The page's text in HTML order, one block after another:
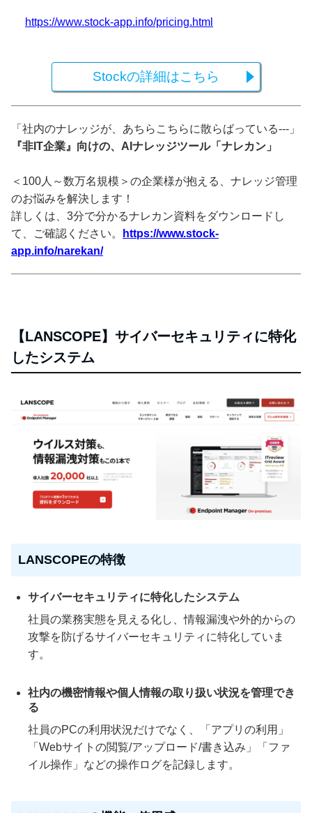
https://www.stock-app.info/pricing.html
Stockの詳細はこちら
「社内のナレッジが、あちらこちらに散らばっている---」
『非IT企業』向けの、AIナレッジツール「ナレカン」
＜100人～数万名規模＞の企業様が抱える、ナレッジ管理
のお悩みを解決します！
詳しくは、3分で分かるナレカン資料をダウンロードし
て、ご確認ください。
https://www.stock-
app.info/narekan/
【LANSCOPE】サイバーセキュリティに特化
したシステム
LANSCOPEの特徴
サイバーセキュリティに特化したシステム
社員の業務実態を見える化し、情報漏洩や外的からの
攻撃を防げるサイバーセキュリティに特化していま
す。
社内の機密情報や個人情報の取り扱い状況を管理でき
る
社員のPCの利用状況だけでなく、「アプリの利用」
「Webサイトの閲覧/アップロード/書き込み」「ファ
イル操作」などの操作ログを記録します。